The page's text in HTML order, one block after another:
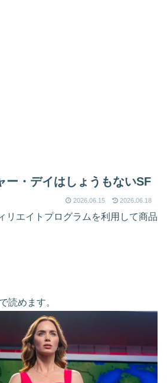
ー・デイはしょうもないSF
2026.06.15 2026.06.18
リエイトプログラムを利用して商品
読めます。